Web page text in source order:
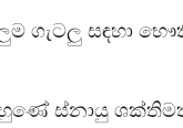
ගැටලු සඳහා
ස්නායු